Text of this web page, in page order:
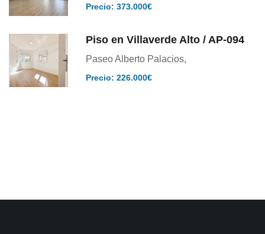
Precio: 373.000€
Piso en Villaverde Alto / AP-094
Paseo Alberto Palacios,
Precio: 226.000€